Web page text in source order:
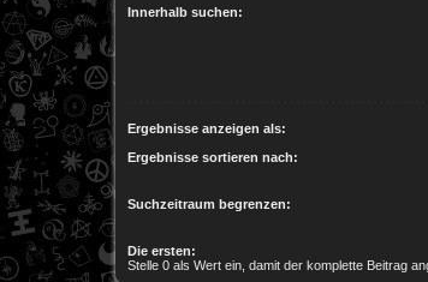
Innerhalb suchen:
Ergebnisse anzeigen als:
Ergebnisse sortieren nach:
Suchzeitraum begrenzen:
Die ersten:
Stelle 0 als Wert ein, damit der komplette Beitrag